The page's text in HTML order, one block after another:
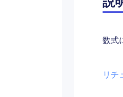
数式
リチ